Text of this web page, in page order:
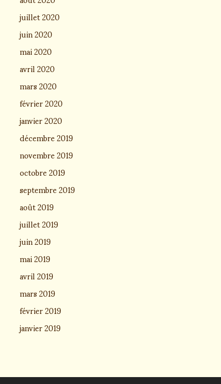
juillet 2020
juin 2020
mai 2020
avril 2020
mars 2020
février 2020
janvier 2020
décembre 2019
novembre 2019
octobre 2019
septembre 2019
août 2019
juillet 2019
juin 2019
mai 2019
avril 2019
mars 2019
février 2019
janvier 2019